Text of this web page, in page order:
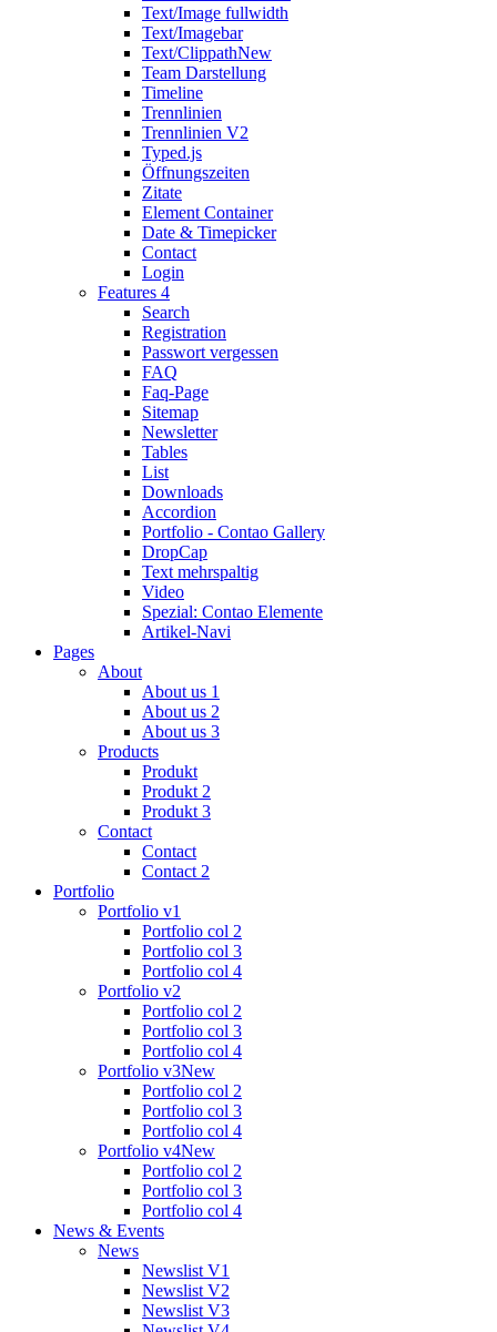
Text/Image fullwidth
Text/Imagebar
Text/ClippathNew
Team Darstellung
Timeline
Trennlinien
Trennlinien V2
Typed.js
Öffnungszeiten
Zitate
Element Container
Date & Timepicker
Contact
Login
Features 4
Search
Registration
Passwort vergessen
FAQ
Faq-Page
Sitemap
Newsletter
Tables
List
Downloads
Accordion
Portfolio - Contao Gallery
DropCap
Text mehrspaltig
Video
Spezial: Contao Elemente
Artikel-Navi
Pages
About
About us 1
About us 2
About us 3
Products
Produkt
Produkt 2
Produkt 3
Contact
Contact
Contact 2
Portfolio
Portfolio v1
Portfolio col 2
Portfolio col 3
Portfolio col 4
Portfolio v2
Portfolio col 2
Portfolio col 3
Portfolio col 4
Portfolio v3New
Portfolio col 2
Portfolio col 3
Portfolio col 4
Portfolio v4New
Portfolio col 2
Portfolio col 3
Portfolio col 4
News & Events
News
Newslist V1
Newslist V2
Newslist V3